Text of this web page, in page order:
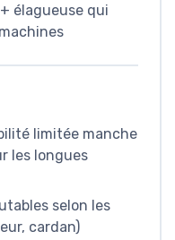
élagueuse qui
limitée manche
les longues
selon les
cardan)